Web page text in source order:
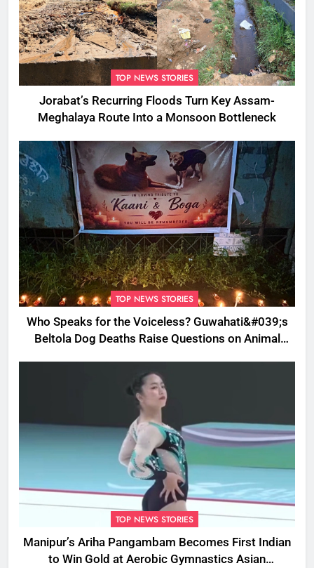
TOP NEWS STORIES
Jorabat’s Recurring Floods Turn Key Assam-
Meghalaya Route Into a Monsoon Bottleneck
TOP NEWS STORIES
Who Speaks for the Voiceless? Guwahati&#039;s
Beltola Dog Deaths Raise Questions on Animal
TOP NEWS STORIES
Manipur’s Ariha Pangambam Becomes First Indian
to Win Gold at Aerobic Gymnastics Asian